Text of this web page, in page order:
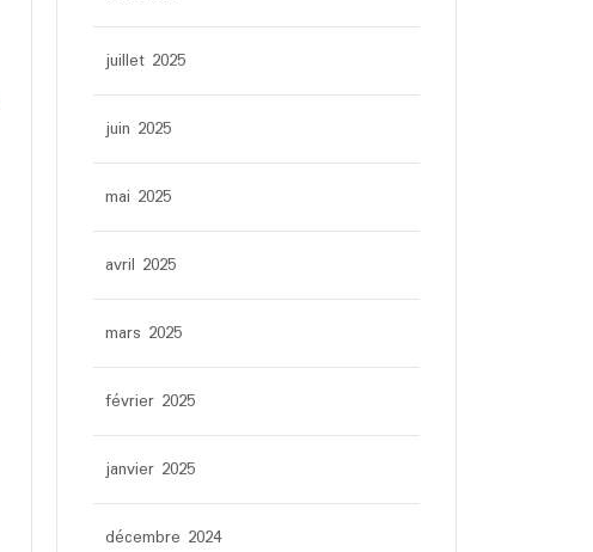
juillet 2025
juin 2025
mai 2025
avril 2025
mars 2025
février 2025
janvier 2025
décembre 2024